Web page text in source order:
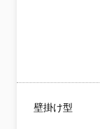
壁掛け型